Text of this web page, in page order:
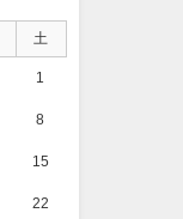
土
1
8
15
22